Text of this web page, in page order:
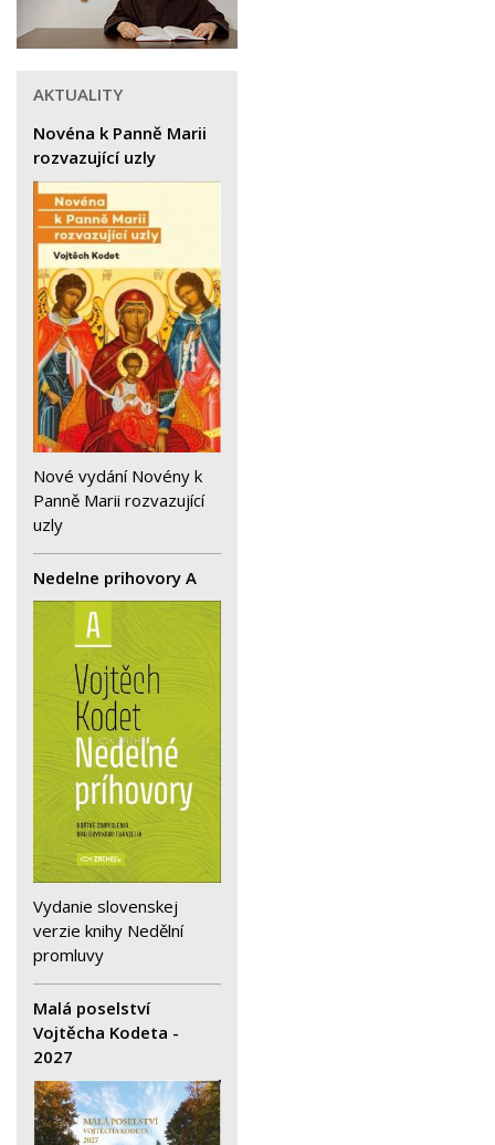
AKTUALITY
Novéna k Panně Marii
rozvazující uzly
Nové vydání Novény k
Panně Marii rozvazující
uzly
Nedelne prihovory A
Vydanie slovenskej
verzie knihy Nedělní
promluvy
Malá poselství
Vojtěcha Kodeta -
2027